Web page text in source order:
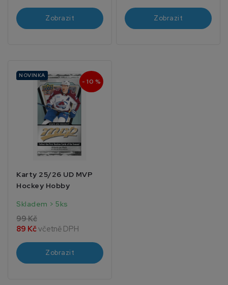
Zobrazit Zobrazit
NOVINKA
- 10 %
Karty 25/26 UD MVP
Hockey Hobby
Skladem > 5ks
99 Kč
89 Kčvčetně DPH
Zobrazit